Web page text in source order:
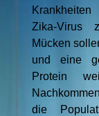
Zika-Virus
Mücken
und eine
Protein
die